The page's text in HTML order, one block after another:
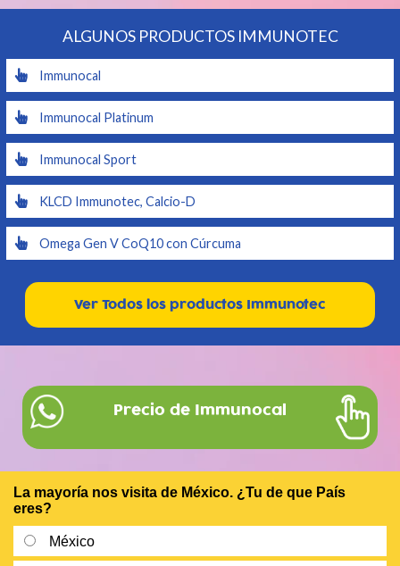
ALGUNOS PRODUCTOS IMMUNOTEC
Immunocal
Immunocal Platinum
Immunocal Sport
KLCD Immunotec, Calcio-D
Omega Gen V CoQ10 con Cúrcuma
Ver Todos los productos Immunotec
Precio de Immunocal
La mayoría nos visita de México. ¿Tu de que País
eres?
México